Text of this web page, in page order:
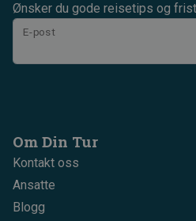
Ønsker du gode reisetips og
E-post
Om Din Tur
Kontakt oss
Ansatte
Blogg